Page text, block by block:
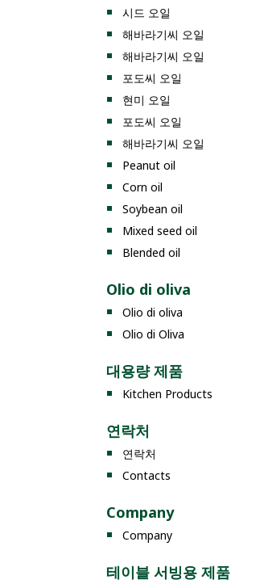
시드 오일
해바라기씨 오일
해바라기씨 오일
포도씨 오일
현미 오일
포도씨 오일
해바라기씨 오일
Peanut oil
Corn oil
Soybean oil
Mixed seed oil
Blended oil
Olio di oliva
Olio di oliva
Olio di Oliva
대용량 제품
Kitchen Products
연락처
연락처
Contacts
Company
Company
테이블 서빙용 제품